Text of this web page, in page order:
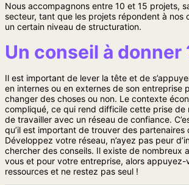
Nous accompagnons entre 10 et 15 projets,
secteur, tant que les projets répondent à nos
un certain niveau de structuration.
Un conseil à donner
Il est important de lever la tête et de
en internes ou en externes de son entreprise
changer des choses ou non. Le contexte
compliqué, ce qui rend difficile cette prise de
de travailler avec un réseau de confiance.
qu’il est important de trouver des partenaires
Développez votre réseau, n’ayez pas peur
chercher des conseils. Il existe de nombreux
vous et pour votre entreprise, alors appuyez-
ressources et ne restez pas seul !